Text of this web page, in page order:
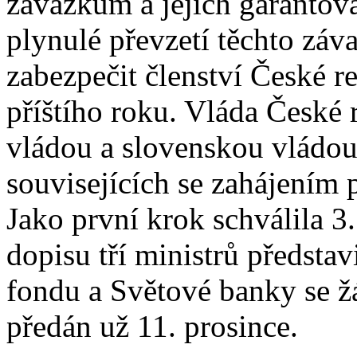
plynulé převzetí těchto
zabezpečit členství České
příštího roku. Vláda
vládou a slovenskou
souvisejících se
Jako první krok schválila
dopisu tří ministrů
fondu a Světové banky se
předán už 11. prosince.